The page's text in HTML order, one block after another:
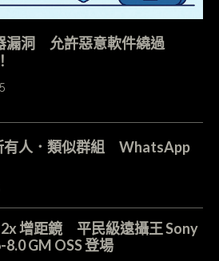
漏洞 允許惡意軟件繞過
有人．類似群組 WhatsApp
增距鏡 平民級遠攝王 Sony
8.0 GM OSS 登場